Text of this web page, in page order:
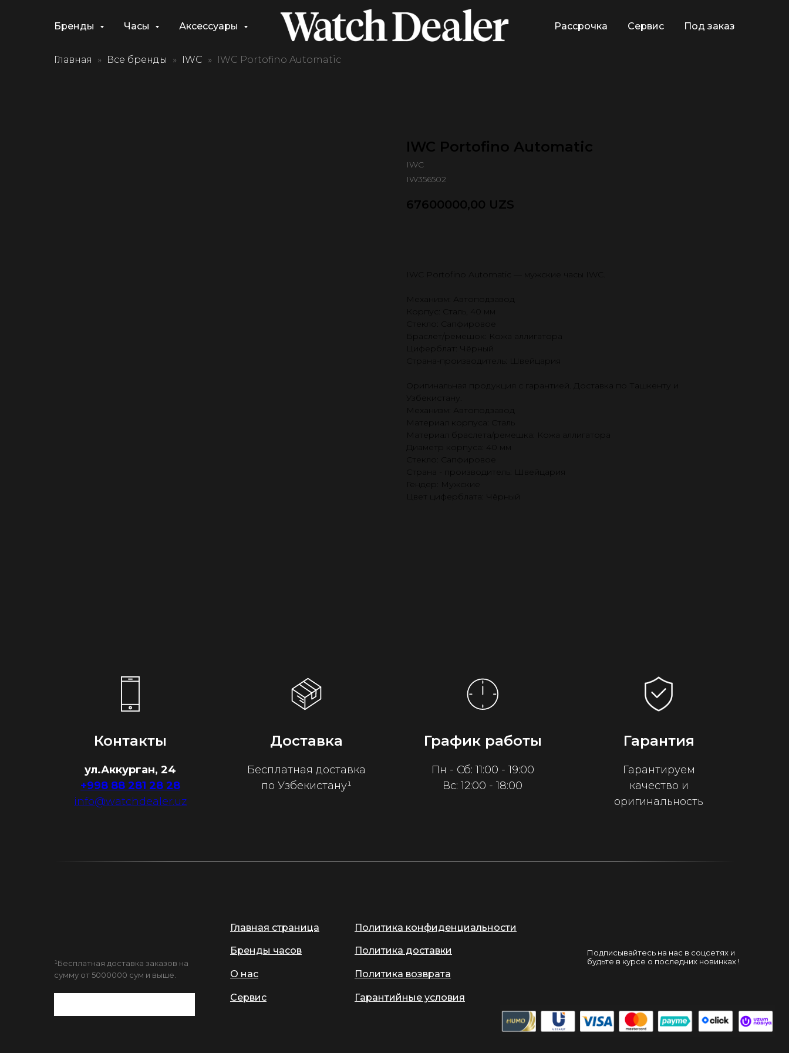
Бренды Часы Аксессуары Рассрочка Сервис Под заказ
Главная Все бренды IWC IWC Portofino Automatic
IWC Portofino Automatic
IWC
IW356502
67600000,00 UZS
IWC Portofino Automatic — мужские часы IWC.
Механизм: Автоподзавод
Корпус: Сталь, 40 мм
Стекло: Сапфировое
Браслет/ремешок: Кожа аллигатора
Циферблат: Чёрный
Страна-производитель: Швейцария
Оригинальная продукция с гарантией. Доставка по Ташкенту и
Узбекистану.
Механизм: Автоподзавод
Материал корпуса: Сталь
Материал браслета/ремешка: Кожа аллигатора
Диаметр корпуса: 40 мм
Стекло: Сапфировое
Страна - производитель: Швейцария
Гендер: Мужские
Цвет циферблата: Чёрный
Контакты
ул.Аккурган, 24
+998 88 281 28 28
info@watchdealer.uz
Доставка
Бесплатная доставка
по Узбекистану¹
График работы
Пн - Сб: 11:00 - 19:00
Вс: 12:00 - 18:00
Гарантия
Гарантируем
качество и
оригинальность
Подписывайтесь на нас в соцсетях и
будьте в курсе о последних новинках !
Главная страница
Бренды часов
О нас
Сервис
¹Бесплатная доставка заказов на
сумму от 5000000 сум и выше.
Политика конфиденциальности
Политика доставки
Политика возврата
Гарантийные условия